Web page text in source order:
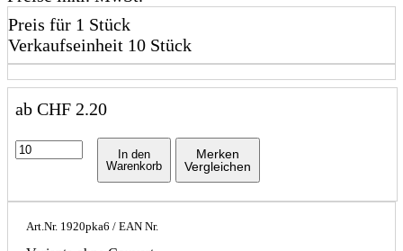
Preis für 1 Stück
Verkaufseinheit 10 Stück
ab CHF 2.20
In den
Warenkorb
Merken
Vergleichen
Art.Nr. 1920pka6 / EAN Nr.